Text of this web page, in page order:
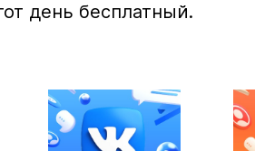
день бесплатный.